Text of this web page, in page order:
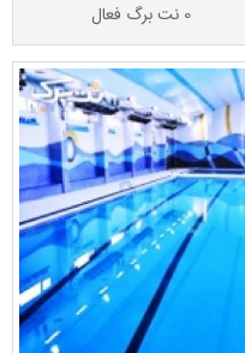
0 نت برگ فعال